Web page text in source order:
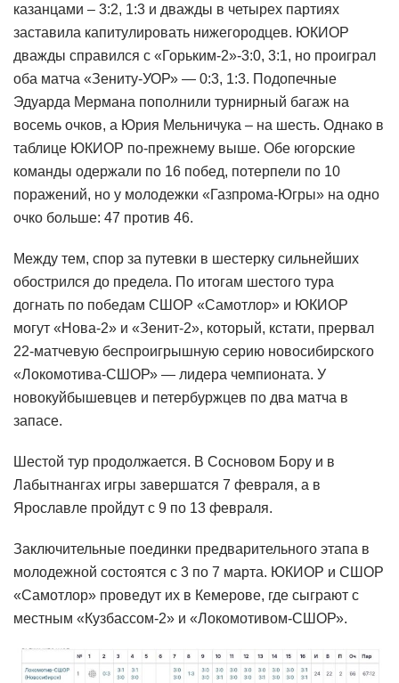
казанцами – 3:2, 1:3 и дважды в четырех партиях
заставила капитулировать нижегородцев. ЮКИОР
дважды справился с «Горьким-2»-3:0, 3:1, но проиграл
оба матча «Зениту-УОР» — 0:3, 1:3. Подопечные
Эдуарда Мермана пополнили турнирный багаж на
восемь очков, а Юрия Мельничука – на шесть. Однако в
таблице ЮКИОР по-прежнему выше. Обе югорские
команды одержали по 16 побед, потерпели по 10
поражений, но у молодежки «Газпрома-Югры» на одно
очко больше: 47 против 46.
Между тем, спор за путевки в шестерку сильнейших
обострился до предела. По итогам шестого тура
догнать по победам СШОР «Самотлор» и ЮКИОР
могут «Нова-2» и «Зенит-2», который, кстати, прервал
22-матчевую беспроигрышную серию новосибирского
«Локомотива-СШОР» — лидера чемпионата. У
новокуйбышевцев и петербуржцев по два матча в
запасе.
Шестой тур продолжается. В Сосновом Бору и в
Лабытнангах игры завершатся 7 февраля, а в
Ярославле пройдут с 9 по 13 февраля.
Заключительные поединки предварительного этапа в
молодежной состоятся с 3 по 7 марта. ЮКИОР и СШОР
«Самотлор» проведут их в Кемерове, где сыграют с
местным «Кузбассом-2» и «Локомотивом-СШОР».